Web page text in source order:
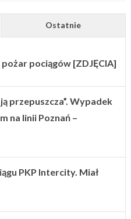
Ostatnie
pociągów [ZDJĘCIA]
przepuszcza”. Wypadek
na linii Poznań –
PKP Intercity. Miał